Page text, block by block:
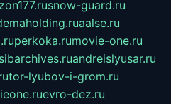
snow-guard.ru
aalse.ru
perkoka.rumovie-one.ru
sibarchives.ruandreislyusar.ru
tor-lyubov-i-grom.ru
evro-dez.ru